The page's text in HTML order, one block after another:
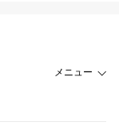
メニュー